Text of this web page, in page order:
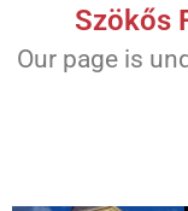
Szökős
Our page is